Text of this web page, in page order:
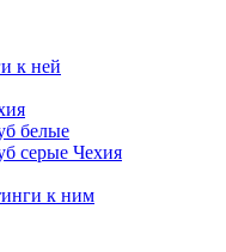
к ней
белые
серые Чехия
к ним